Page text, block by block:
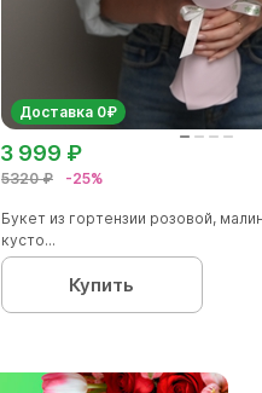
Доставка 0₽
5320 ₽ -25%
3 999 ₽
Букет из гортензии розовой,
кусто...
Купить